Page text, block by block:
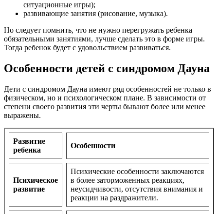
ситуационные игры);
развивающие занятия (рисование, музыка).
Но следует помнить, что не нужно перегружать ребенка
обязательными занятиями, лучше сделать это в форме игры.
Тогда ребенок будет с удовольствием развиваться.
Особенности детей с синдромом Дауна
Дети с синдромом Дауна имеют ряд особенностей не только в
физическом, но и психологическом плане. В зависимости от
степени своего развития эти черты бывают более или менее
выражены.
Развитие
ребенка
Особенности
Психическое
развитие
Психические особенности заключаются
в более заторможенных реакциях,
неусидчивости, отсутствия внимания и
реакции на раздражители.